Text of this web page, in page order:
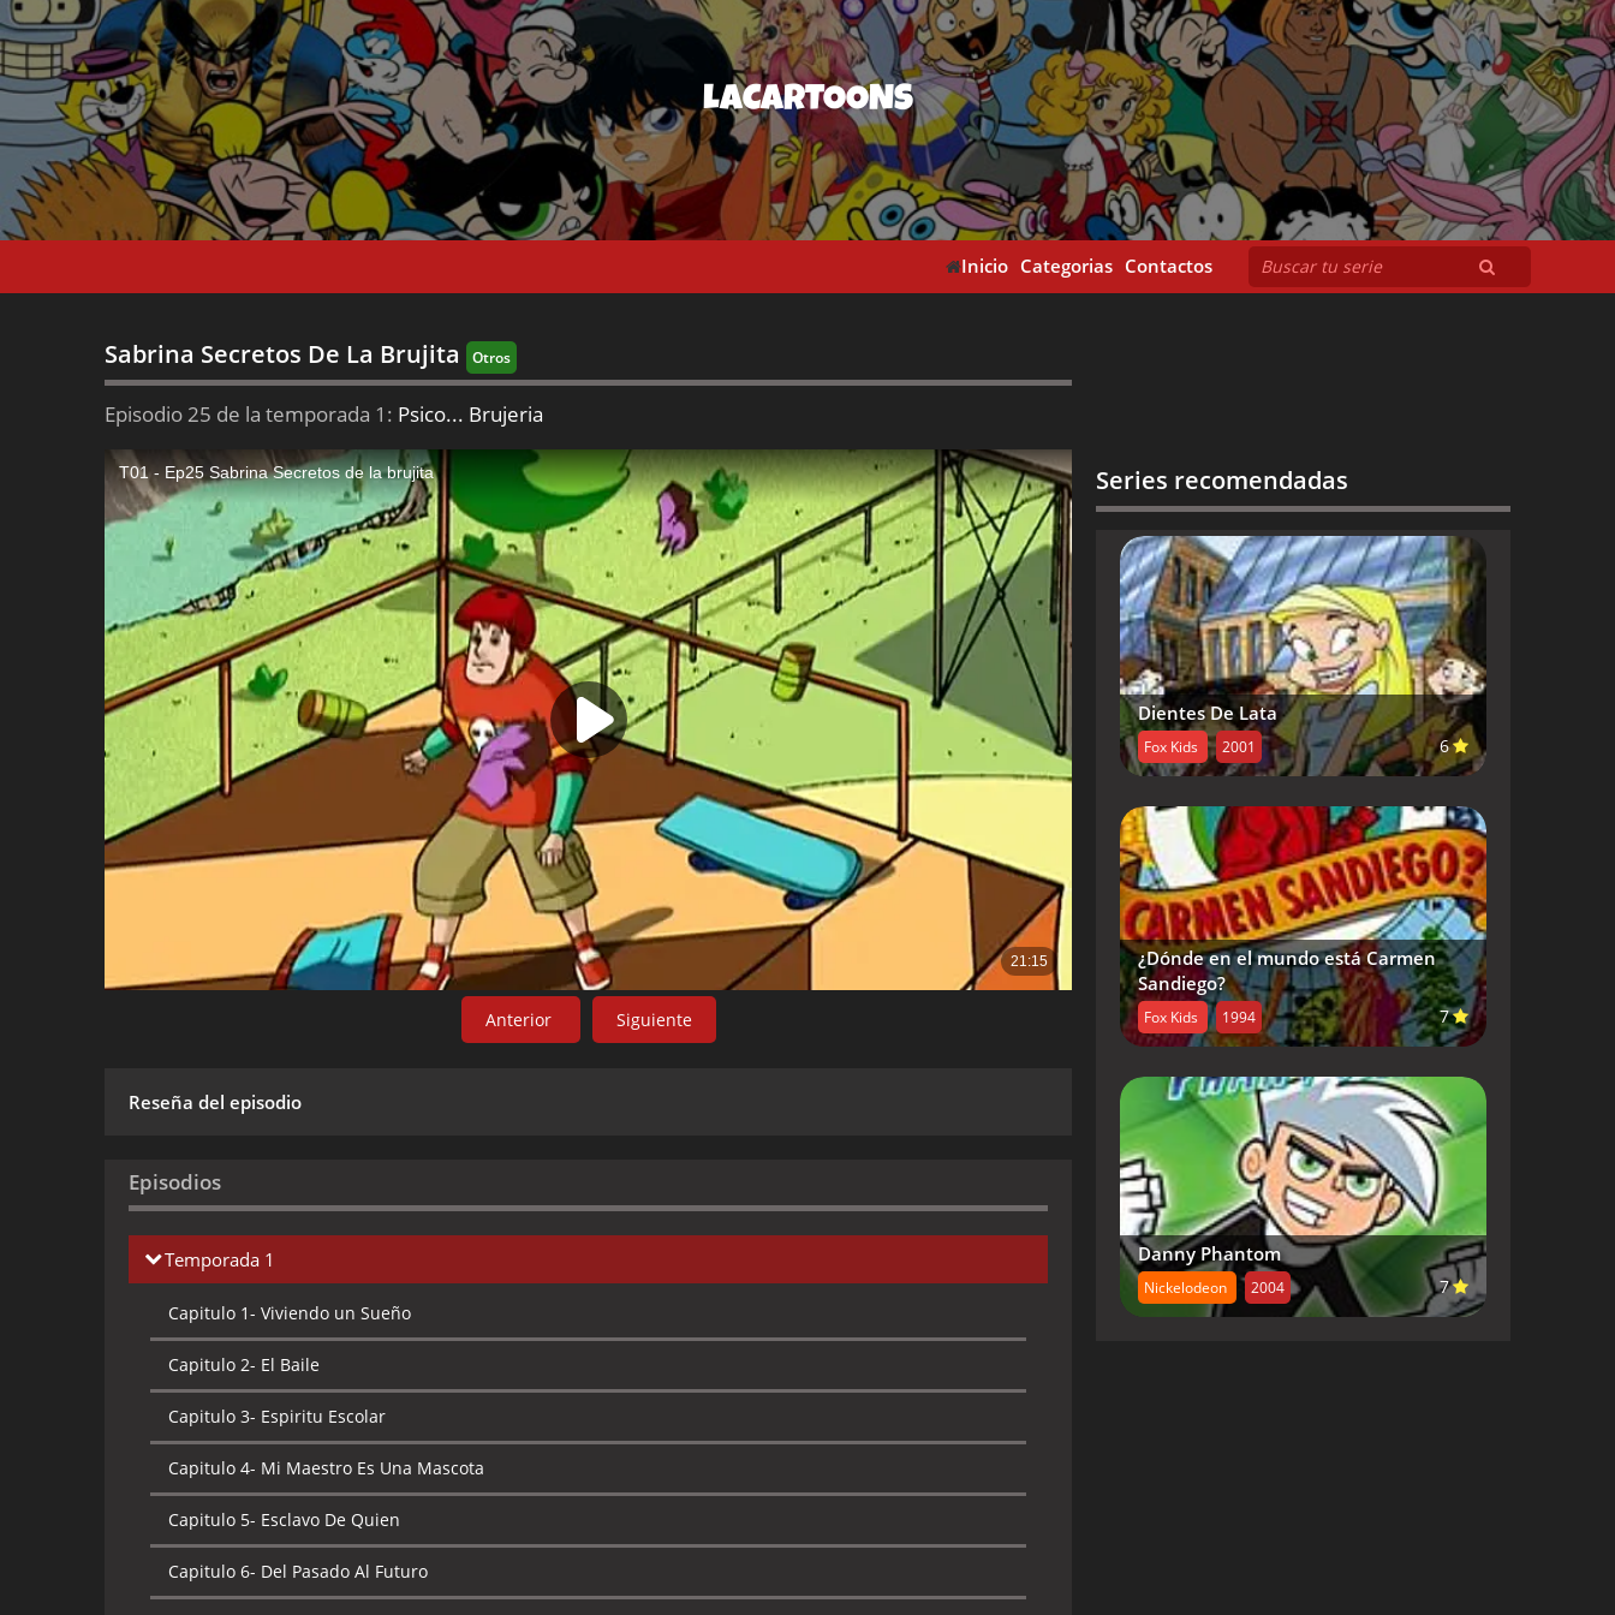
LACARTOONS
Inicio Categorias Contactos
Sabrina Secretos De La Brujita Otros
Episodio 25 de la temporada 1: Psico... Brujeria
Anterior Siguiente
Reseña del episodio
Episodios
Temporada 1
Capitulo 1- Viviendo un Sueño
Capitulo 2- El Baile
Capitulo 3- Espiritu Escolar
Capitulo 4- Mi Maestro Es Una Mascota
Capitulo 5- Esclavo De Quien
Capitulo 6- Del Pasado Al Futuro
Series recomendadas
Dientes De Lata
Fox Kids 2001 6
¿Dónde en el mundo está Carmen
Sandiego?
Fox Kids 1994 7
Danny Phantom
Nickelodeon 2004 7